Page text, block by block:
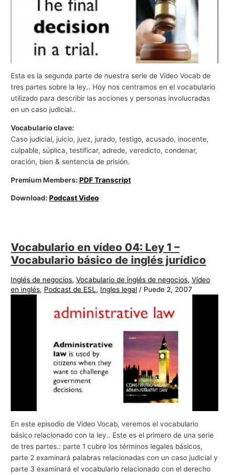
Esta es la segunda parte de nuestra serie de Video Vocab de
tres partes sobre la ley.. Hoy nos centramos en el vocabulario
utilizado para describir las acciones y personas involucradas
en un caso judicial..
Vocabulario clave:
Caso judicial, juicio, juez, jurado, testigo, acusado, inocente,
culpable, súplica, testificar, adrede, veredicto, condenar,
oración, bien & sentencia de prisión.
Premium Members:PDF Transcript
Download:Podcast Video
Vocabulario en vídeo 04: Ley 1 –
Vocabulario básico de inglés jurídico
Inglés de negocios,Vocabulario de inglés de negocios,Vídeo
en inglés, Podcast de ESL , Ingles legal / Puede 2, 2007
En este episodio de Video Vocab, veremos el vocabulario
básico relacionado con la ley.. Este es el primero de una serie
de tres partes.: parte 1 cubre los términos legales básicos,
parte 2 examinará palabras relacionadas con un caso judicial y
parte 3 examinará el vocabulario relacionado con el derecho